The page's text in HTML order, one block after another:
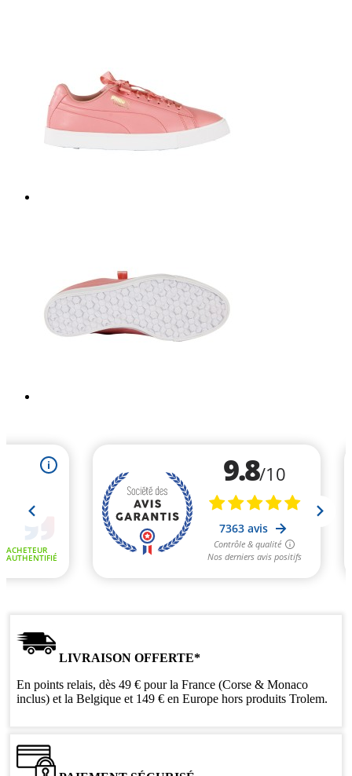
LIVRAISON OFFERTE*
En points relais, dès 49 € pour la France (Corse & Monaco
inclus) et la Belgique et 149 € en Europe hors produits Trolem.